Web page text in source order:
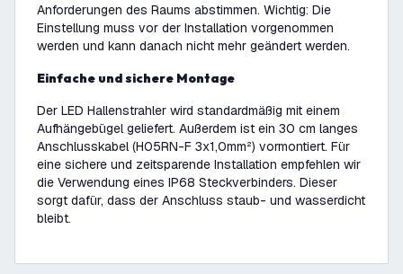
Anforderungen des Raums abstimmen. Wichtig: Die
Einstellung muss vor der Installation vorgenommen
werden und kann danach nicht mehr geändert werden.
Einfache und sichere Montage
Der LED Hallenstrahler wird standardmäßig mit einem
Aufhängebügel geliefert. Außerdem ist ein 30 cm langes
Anschlusskabel (H05RN-F 3x1,0mm²) vormontiert. Für
eine sichere und zeitsparende Installation empfehlen wir
die Verwendung eines IP68 Steckverbinders. Dieser
sorgt dafür, dass der Anschluss staub- und wasserdicht
bleibt.